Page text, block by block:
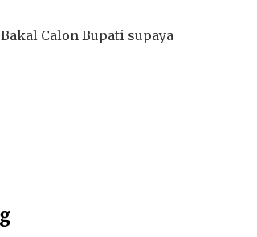
Calon Bupati supaya